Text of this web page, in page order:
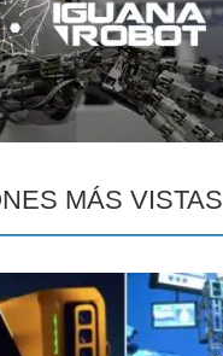
MÁS VISTAS